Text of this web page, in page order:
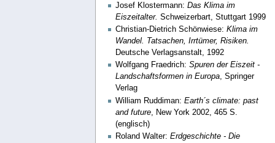
Josef Klostermann: Das Klima im
Eiszeitalter. Schweizerbart, Stuttgart 1999
Christian-Dietrich Schönwiese: Klima im
Wandel. Tatsachen, Irrtümer, Risiken.
Deutsche Verlagsanstalt, 1992
Wolfgang Fraedrich: Spuren der Eiszeit -
Landschaftsformen in Europa, Springer
Verlag
William Ruddiman: Earth´s climate: past
and future, New York 2002, 465 S.
(englisch)
Roland Walter: Erdgeschichte - Die